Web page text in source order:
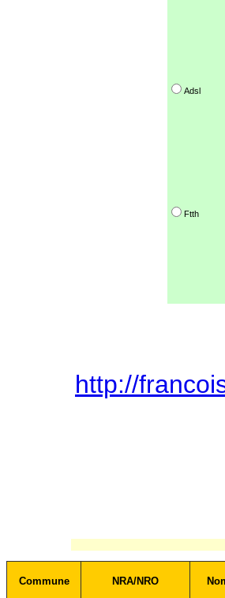
Adsl
Ftth
http://
Commune NRA/NRO